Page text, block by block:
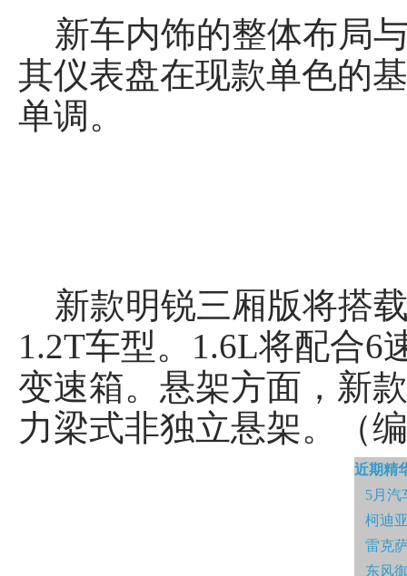
新车内饰的整体布局
其仪表盘在现款单色的
单调。
新款明锐三厢版将搭
1.2T车型。1.6L将配合6
变速箱。悬架方面，新
力梁式非独立悬架。（
近期精
5月汽
柯迪
雷克
东风